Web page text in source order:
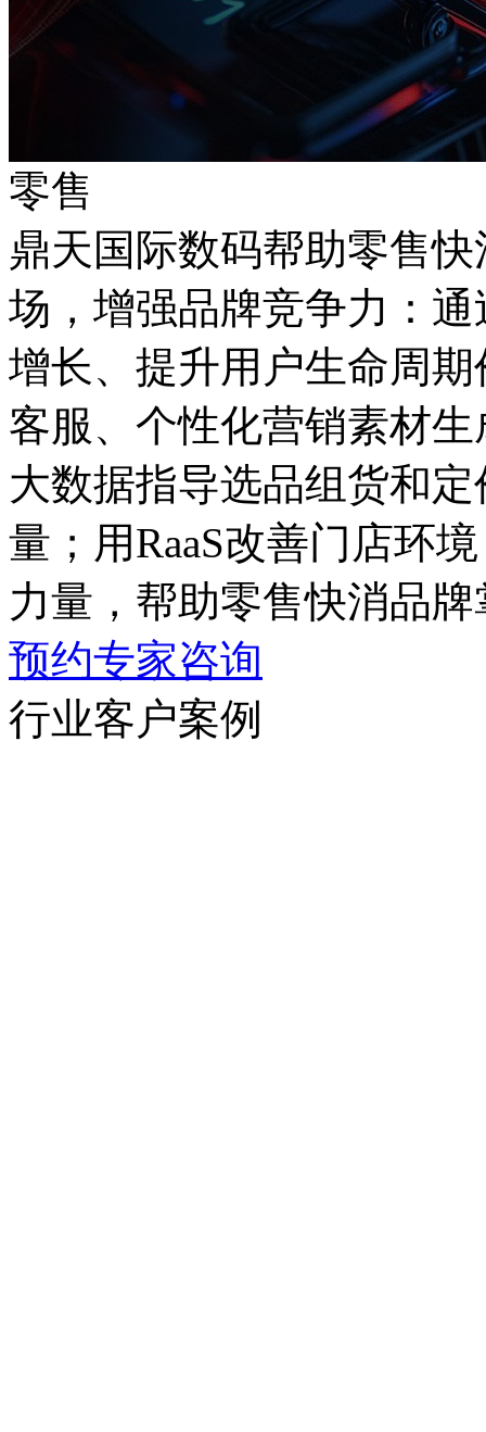
零售
鼎天国际数码帮助零售
场，增强品牌竞争力
增长、提升用户生命周
客服、个性化营销素材
大数据指导选品组货和定
量；用RaaS改善门店环境
力量，帮助零售快消品
预约专家咨询
行业客户案例